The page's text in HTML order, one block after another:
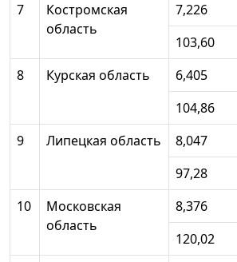
7
Костромская
область
7,226
103,60
8
Курская область 6,405
104,86
9
Липецкая область 8,047
97,28
10
Московская
область
8,376
120,02